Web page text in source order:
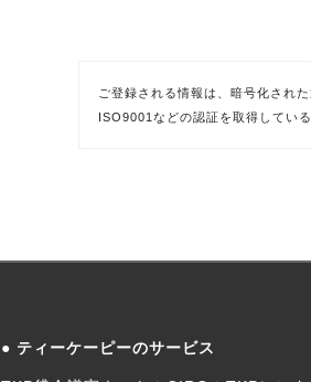
ご登録される情報は、暗号化され
ISO9001などの認証を取得している
ティーケーピーのサービス